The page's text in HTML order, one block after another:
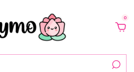
0